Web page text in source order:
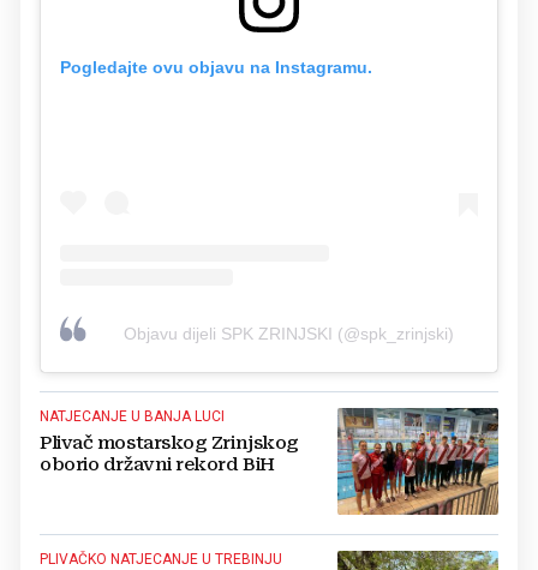
Pogledajte ovu objavu na Instagramu.
Objavu dijeli SPK ZRINJSKI (@spk_zrinjski)
NATJECANJE U BANJA LUCI
Plivač mostarskog Zrinjskog
oborio državni rekord BiH
PLIVAČKO NATJECANJE U TREBINJU